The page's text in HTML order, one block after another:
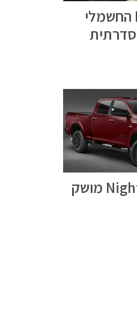
ראם 1500 REV החשמלי
ראם Night Edition מושק